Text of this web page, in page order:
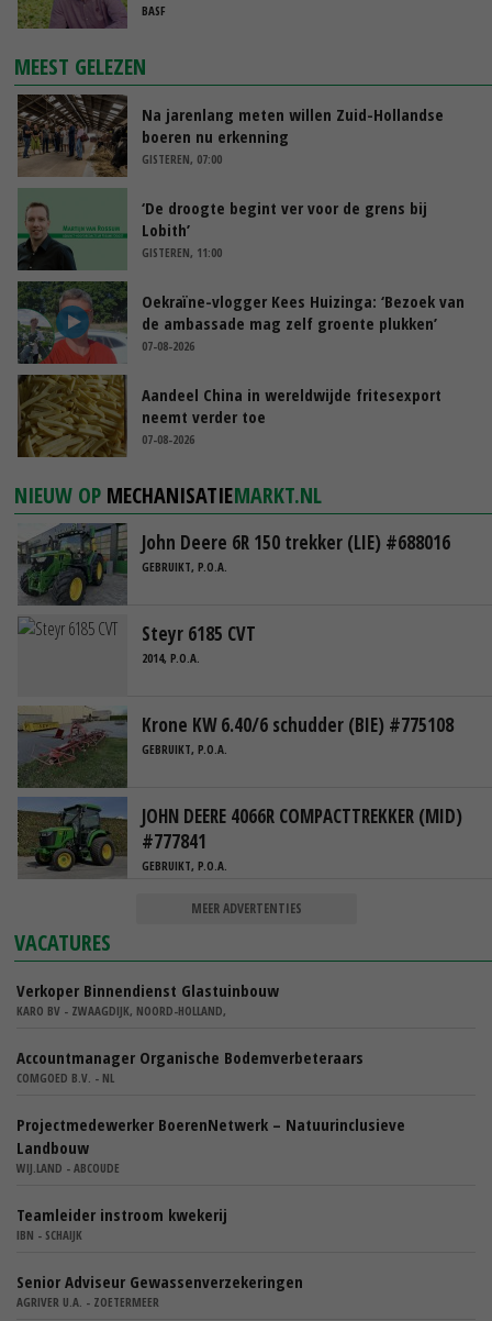
BASF
MEEST GELEZEN
Na jarenlang meten willen Zuid-Hollandse
boeren nu erkenning
GISTEREN, 07:00
‘De droogte begint ver voor de grens bij
Lobith’
GISTEREN, 11:00
Oekraïne-vlogger Kees Huizinga: ‘Bezoek van
de ambassade mag zelf groente plukken’
07-08-2026
Aandeel China in wereldwijde fritesexport
neemt verder toe
07-08-2026
NIEUW OP MECHANISATIEMARKT.NL
John Deere 6R 150 trekker (LIE) #688016
GEBRUIKT, P.O.A.
Steyr 6185 CVT
2014, P.O.A.
Krone KW 6.40/6 schudder (BIE) #775108
GEBRUIKT, P.O.A.
JOHN DEERE 4066R COMPACTTREKKER (MID)
#777841
GEBRUIKT, P.O.A.
MEER ADVERTENTIES
VACATURES
Verkoper Binnendienst Glastuinbouw
KARO BV - ZWAAGDIJK, NOORD-HOLLAND,
Accountmanager Organische Bodemverbeteraars
COMGOED B.V. - NL
Projectmedewerker BoerenNetwerk – Natuurinclusieve
Landbouw
WIJ.LAND - ABCOUDE
Teamleider instroom kwekerij
IBN - SCHAIJK
Senior Adviseur Gewassenverzekeringen
AGRIVER U.A. - ZOETERMEER